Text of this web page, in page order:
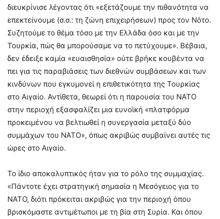
διευκρίνισε λέγοντας ότι «εξετάζουμε την πιθανότητα να
επεκτείνουμε (σ.σ.: τη ζώνη επιχειρήσεων) προς τον Νότο.
Συζητούμε το θέμα τόσο με την Ελλάδα όσο και με την
Τουρκία, πώς θα μπορούσαμε να το πετύχουμε». Βέβαια,
δεν έδειξε καμία «ευαισθησία» ούτε βρήκε κουβέντα να
πει για τις παραβιάσεις των διεθνών συμβάσεων και των
κινδύνων που εγκυμονεί η επιθετικότητα της Τουρκίας
στο Αιγαίο. Αντίθετα, θεωρεί ότι η παρουσία του ΝΑΤΟ
στην περιοχή εξασφαλίζει μια ευνοϊκή «πλατφόρμα
προκειμένου να βελτιωθεί η συνεργασία μεταξύ δύο
συμμάχων του ΝΑΤΟ», όπως ακριβώς συμβαίνει αυτές τις
ώρες στο Αιγαίο.
Το ίδιο αποκαλυπτικός ήταν για το ρόλο της συμμαχίας.
«Πάντοτε έχει στρατηγική σημασία η Μεσόγειος για το
ΝΑΤΟ, διότι πρόκειται ακριβώς για την περιοχή όπου
βρισκόμαστε αντιμέτωποι με τη βία στη Συρία. Και όπου